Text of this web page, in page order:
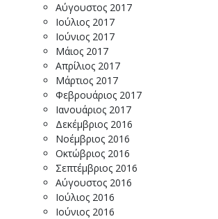
Αύγουστος 2017
Ιούλιος 2017
Ιούνιος 2017
Μάιος 2017
Απρίλιος 2017
Μάρτιος 2017
Φεβρουάριος 2017
Ιανουάριος 2017
Δεκέμβριος 2016
Νοέμβριος 2016
Οκτώβριος 2016
Σεπτέμβριος 2016
Αύγουστος 2016
Ιούλιος 2016
Ιούνιος 2016